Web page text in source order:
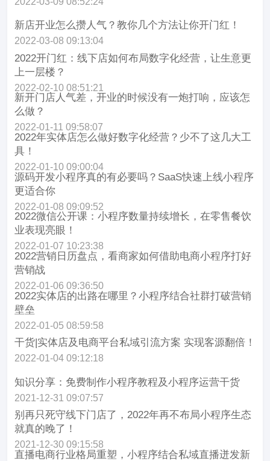
新店开业怎么攒人气？教你几个方法让你开门红！
2022-03-08 09:13:04
2022开门红：线下店如何布局数字化经营，让生意更
上一层楼？
2022-02-10 08:51:21
新开门店人气差，开业的时候没有一炮打响，应该怎
么做？
2022-01-11 09:58:07
2022年实体店怎么做好数字化经营？少不了这几大工
具！
2022-01-10 09:00:04
源码开发小程序真的有必要吗？SaaS快速上线小程序
更适合你
2022-01-08 09:09:52
2022微信公开课：小程序数量持续增长，在零售餐饮
业表现亮眼！
2022-01-07 10:23:38
2022营销日历盘点，看商家如何借助电商小程序打好
营销战
2022-01-06 09:36:50
2022实体店的出路在哪里？小程序结合社群打破营销
壁垒
2022-01-05 08:59:58
干货|实体店及电商平台私域引流方案 实现客源翻倍！
2022-01-04 09:12:18
知识分享：免费制作小程序教程及小程序运营干货
2021-12-31 09:07:57
别再只死守线下门店了，2022年再不布局小程序生态
就真的晚了！
2021-12-30 09:15:58
直播电商行业格局重塑，小程序结合私域直播迸发新